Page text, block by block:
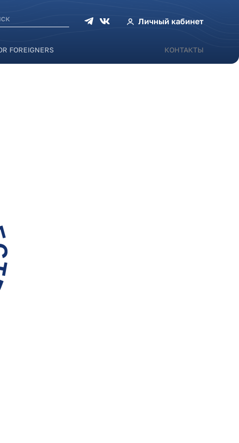
Личный кабинет
поиска
FOREIGNERS КОНТАКТЫ